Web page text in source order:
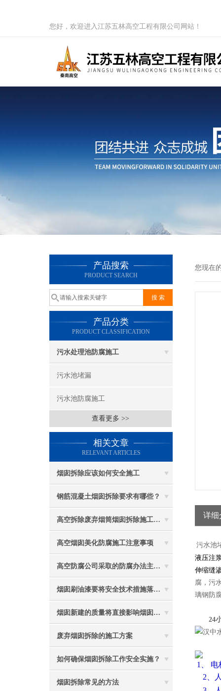
您好，欢迎进入江苏五林高空工程有限公司网站！
产品搜索
PRODUCT SEARCH
产品分类
PRODUCT CLASSIFICATION
污水处理池防腐施工
污水池堵漏
污水池防腐施工
查看更多 >>
相关文章
RELEVANT ARTICLES
烟囱拆除应该如何安全施工
钢筋混凝土烟囱拆除要求有哪些？
高空拆除废弃烟筒烟囱拆除施工措施 ：
高空烟囱美化防腐施工注意事项
高空防腐公司采取的防腐办法主要有哪些？
烟囱刷油漆要将安全技术措施落实到位
烟囱新建的质量将直接影响烟囱防腐工程的难度
废弃烟囱拆除的施工方案
如何确保烟囱拆除工作安全实施？
烟囱拆除常见的方法
您现在
详细
污水池
液压注
伸缩缝
腐，污
璃钢防
24小
1、
2、